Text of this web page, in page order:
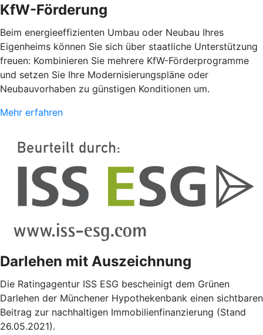
KfW-Förderung
Beim energieeffizienten Umbau oder Neubau Ihres
Eigenheims können Sie sich über staatliche Unterstützung
freuen: Kombinieren Sie mehrere KfW-Förderprogramme
und setzen Sie Ihre Modernisierungspläne oder
Neubauvorhaben zu günstigen Konditionen um.
Mehr erfahren
Darlehen mit Auszeichnung
Die Ratingagentur ISS ESG bescheinigt dem Grünen
Darlehen der Münchener Hypothekenbank einen sichtbaren
Beitrag zur nachhaltigen Immobilienfinanzierung (Stand
26.05.2021).